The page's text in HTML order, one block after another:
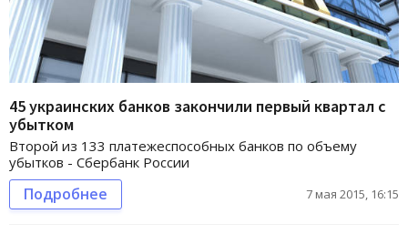
45 украинских банков закончили первый квартал с
убытком
Второй из 133 платежеспособных банков по объему
убытков - Сбербанк России
Подробнее 7 мая 2015, 16:15